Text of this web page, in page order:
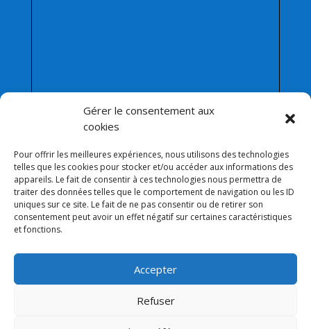
Gérer le consentement aux
cookies
Pour offrir les meilleures expériences, nous utilisons des technologies
telles que les cookies pour stocker et/ou accéder aux informations des
appareils. Le fait de consentir à ces technologies nous permettra de
traiter des données telles que le comportement de navigation ou les ID
uniques sur ce site. Le fait de ne pas consentir ou de retirer son
consentement peut avoir un effet négatif sur certaines caractéristiques
et fonctions.
Accepter
Refuser
Afficher une carte plus grande